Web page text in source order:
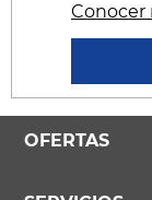
Conocer
OFERTAS